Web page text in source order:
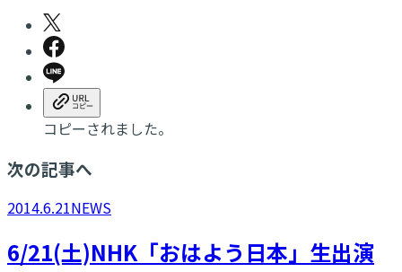
コピーされました。
次の記事へ
2014.6.21NEWS
6/21(土)NHK「おはよう日本」生出演